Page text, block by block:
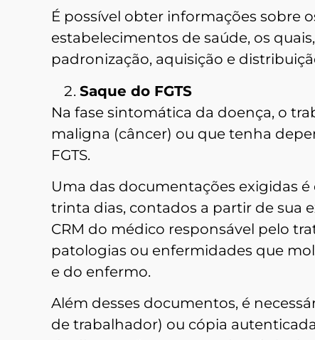
É possível obter informações sobre
estabelecimentos de saúde, os
padronização, aquisição e
Saque do FGTS
Na fase sintomática da doença, o
maligna (câncer) ou que tenha
FGTS.
Uma das documentações exigidas
trinta dias, contados a partir de sua
CRM do médico responsável pelo
patologias ou enfermidades que
e do enfermo.
Além desses documentos, é
de trabalhador) ou cópia